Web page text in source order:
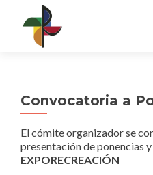
Convocatoria a
El cómite organizador se
presentación de ponencias
EXPORECREACIÓN